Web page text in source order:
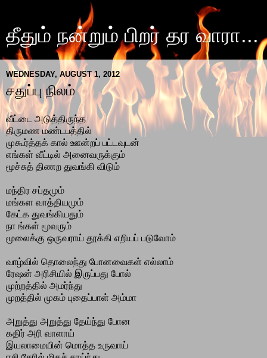
தீதும் நன்றும் பிறர் தர வாரா...
WEDNESDAY, AUGUST 1, 2012
சதுப்பு நிலம்
வீட்டை அடுத்திருந்த
திருமண மண்டபத்தில்
முகூர்த்தக் கால் ஊன்றப் பட்டவுடன்
எங்கள் வீட்டில் அனைவருக்கும்
மூச்சுத் திணற துவங்கி விடும்
மந்திர சப்தமும்
மங்கள வாத்தியமும்
கேட்க துவங்கியதும்
நா ங்கள் மூவரும்
மூலைக்கு ஒருவராய் தூக்கி எறியப் படுவோம்
வாழ்வில் தொலைந்து போனவைகள் எல்லாம்
ரேஷன் அரிசியில் இருப்பது போல்
முற்றத்தில் அமர்ந்து
முறத்தில் முகம் புதைப்பாள் அம்மா
அறுத்து அறுத்து தேய்ந்து போன
கதிர் அரி வாளாய்
இயலாமையின் மொத்த உருவாய்